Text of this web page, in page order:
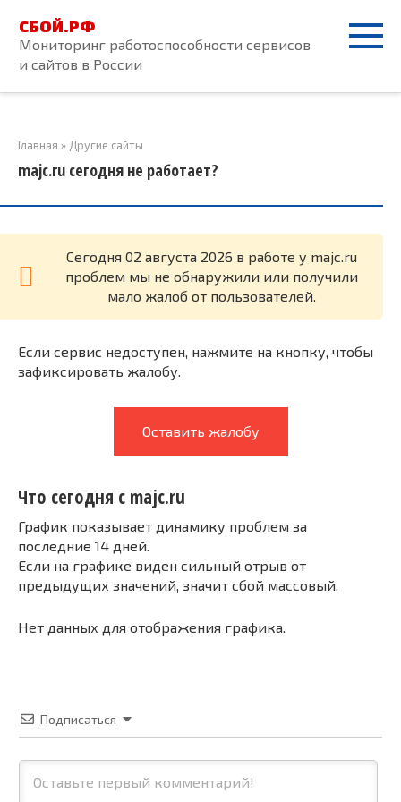
контенту
СБОЙ.РФ
Мониторинг работоспособности сервисов
и сайтов в России
Главная » Другие сайты
majc.ru сегодня не работает?
Cегодня 02 августа 2026 в работе у majc.ru
проблем мы не обнаружили или получили
мало жалоб от пользователей.
Если сервис недоступен, нажмите на кнопку, чтобы
зафиксировать жалобу.
Оставить жалобу
Что сегодня с majc.ru
График показывает динамику проблем за
последние 14 дней.
Если на графике виден сильный отрыв от
предыдущих значений, значит сбой массовый.
Нет данных для отображения графика.
Подписаться